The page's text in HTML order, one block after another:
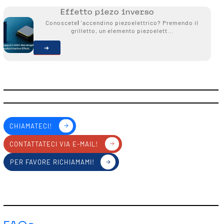
Effetto piezo inverso
Conoscetel 'accendino piezoelettrico? Premendo il
grilletto, un elemento piezoelett...
CHIAMATECI!
CONTATTATECI VIA E-MAIL!
PER FAVORE RICHIAMAMI!